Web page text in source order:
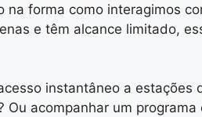
forma como interagimos
e têm alcance limitado,
instantâneo a estações
acompanhar um